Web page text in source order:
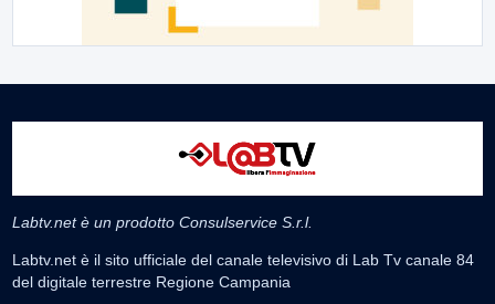
Labtv.net è un prodotto Consulservice S.r.l.
Labtv.net è il sito ufficiale del canale televisivo di Lab Tv canale 84
del digitale terrestre Regione Campania